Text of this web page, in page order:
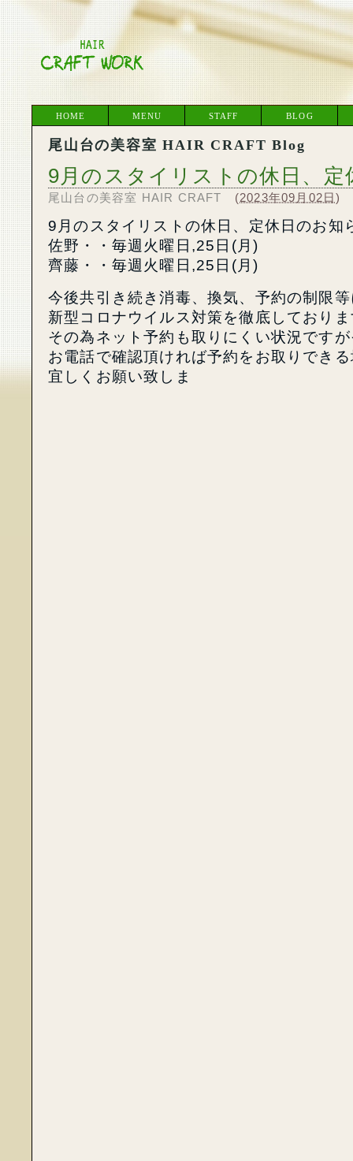
HOME MENU STAFF BLOG
尾山台の美容室 HAIR CRAFT Blog
9月のスタイリストの休日、定
尾山台の美容室 HAIR CRAFT (2023年09月02日)
9月のスタイリストの休日、定休日のお知
佐野・・毎週火曜日,25日(月)
齊藤・・毎週火曜日,25日(月)
今後共引き続き消毒、換気、予約の制限
新型コロナウイルス対策を徹底しており
その為ネット予約も取りにくい状況です
お電話で確認頂ければ予約をお取りでき
宜しくお願い致しま